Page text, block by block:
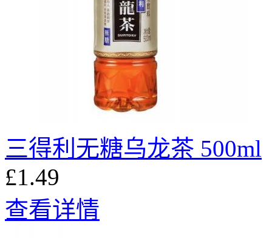
三得利无糖乌龙茶 500ml
£1.49
查看详情